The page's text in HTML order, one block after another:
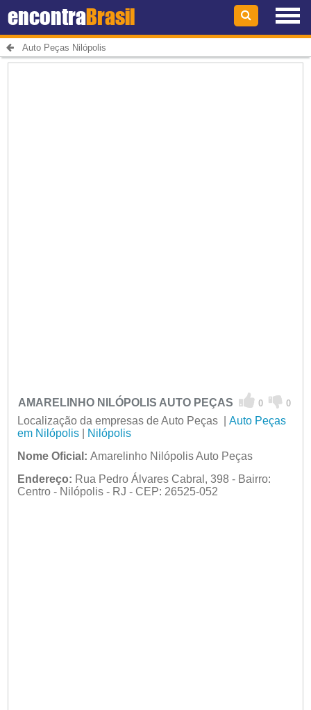
encontraBrasil
Auto Peças Nilópolis
AMARELINHO NILÓPOLIS AUTO PEÇAS 0 0
Localização da empresas de Auto Peças | Auto Peças
em Nilópolis|
Nilópolis
Nome Oficial: Amarelinho Nilópolis Auto Peças
Endereço: Rua Pedro Álvares Cabral, 398 - Bairro:
Centro - Nilópolis - RJ - CEP: 26525-052